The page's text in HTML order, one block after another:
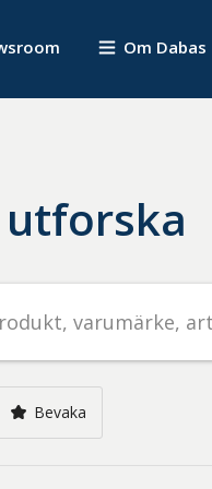
Om Dabas
utforska
Bevaka